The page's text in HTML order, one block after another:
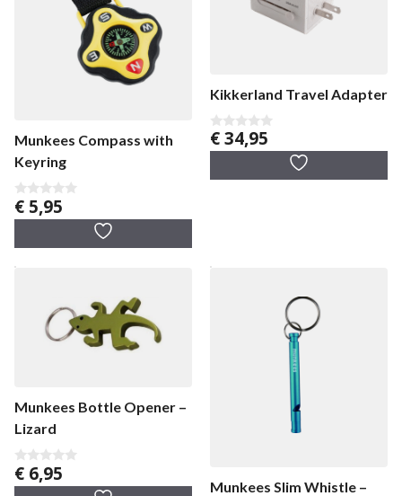
Munkees Compass with
Keyring
0
v
5
€ 5,95
Kikkerland Travel Adapter
0
v
€34,95
Munkees Bottle Opener –
Lizard
0
v
€ 6,95
Munkees Slim Whistle –